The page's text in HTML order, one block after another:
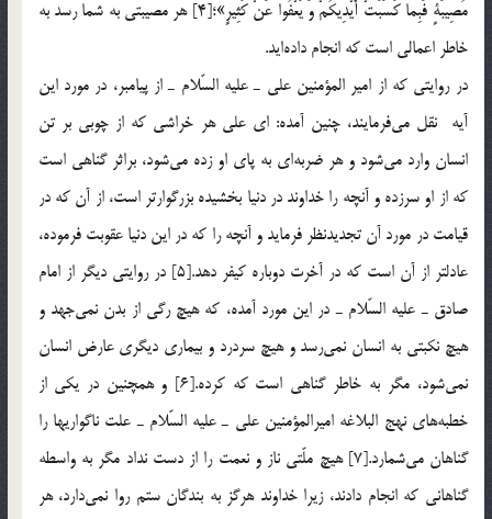
مُصِيبَةٍ فَبِما كَسَبَتْ أَيْدِيكُمْ وَ يَعْفُوا عَنْ كَثِيرٍ»؛[4] هر مصيبتي به شما رسد به
خاطر اعمالي است كه انجام داده‌ايد.
در روايتي که از امير المؤمنين علي ـ عليه السّلام ـ از پيامبر، در مورد اين
آيه نقل مي‌فرمايند، چنين آمده: اي علي هر خراشي كه از چوبي بر تن
انسان وارد مي‌شود و هر ضربه‌اي به پاي او زده مي‌شود، براثر گناهي است
كه از او سرزده و آنچه را خداوند در دنيا بخشيده بزرگوارتر است، از آن كه در
قيامت در مورد آن تجديدنظر فرمايد و آنچه را كه در اين دنيا عقوبت فرموده،
عادلتر از آن است كه در آخرت دوباره كيفر دهد.[5] در روايتي ديگر از امام
صادق ـ عليه السّلام ـ در اين مورد آمده، که هيچ رگي از بدن نمي‌جهد و
هيچ نكبتي به انسان نمي‌رسد و هيچ سردرد و بيماري ديگري عارض انسان
نمي‌شود، مگر به خاطر گناهي است كه كرده.[6] و همچنين در يكي از
خطبه‌هاي نهج البلاغه اميرالمؤمنين علي ـ عليه السّلام ـ علت ناگواريها را
گناهان مي‌شمارد.[7] هيچ ملّتي ناز و نعمت را از دست نداد مگر به واسطه
گناهاني كه انجام دادند، زيرا خداوند هرگز به بندگان ستم روا نمي‌دارد، هر